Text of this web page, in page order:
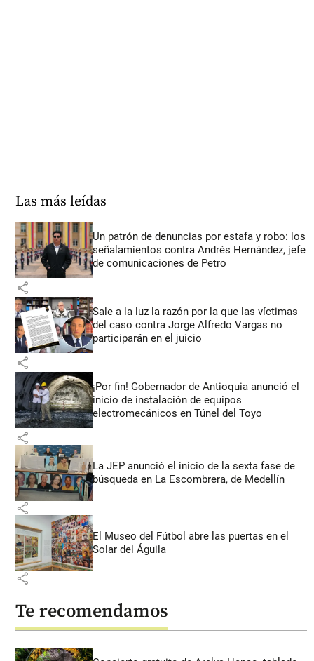
Las más leídas
Un patrón de denuncias por estafa y robo: los
señalamientos contra Andrés Hernández, jefe
de comunicaciones de Petro
share
Sale a la luz la razón por la que las víctimas
del caso contra Jorge Alfredo Vargas no
participarán en el juicio
share
¡Por fin! Gobernador de Antioquia anunció el
inicio de instalación de equipos
electromecánicos en Túnel del Toyo
share
La JEP anunció el inicio de la sexta fase de
búsqueda en La Escombrera, de Medellín
share
El Museo del Fútbol abre las puertas en el
Solar del Águila
share
Te recomendamos